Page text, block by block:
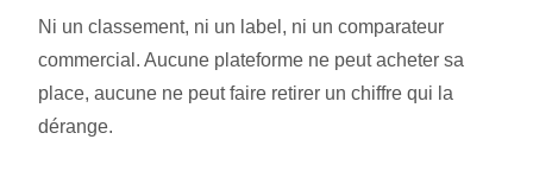
Ni un classement, ni un label, ni un comparateur
commercial. Aucune plateforme ne peut acheter sa
place, aucune ne peut faire retirer un chiffre qui la
dérange.